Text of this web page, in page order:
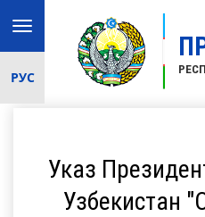
Toggle
navigation
РУС
Указ
Узбекистан